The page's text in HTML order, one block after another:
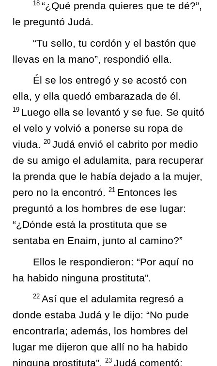
18 “¿Qué prenda quieres que te dé?”,
le preguntó Judá.
“Tu sello, tu cordón y el bastón que
llevas en la mano”, respondió ella.
Él se los entregó y se acostó con
ella, y ella quedó embarazada de él.
19 Luego ella se levantó y se fue. Se quitó
el velo y volvió a ponerse su ropa de
viuda. 20 Judá envió el cabrito por medio
de su amigo el adulamita, para recuperar
la prenda que le había dejado a la mujer,
pero no la encontró. 21 Entonces les
preguntó a los hombres de ese lugar:
“¿Dónde está la prostituta que se
sentaba en Enaim, junto al camino?”
Ellos le respondieron: “Por aquí no
ha habido ninguna prostituta”.
22 Así que el adulamita regresó a
donde estaba Judá y le dijo: “No pude
encontrarla; además, los hombres del
lugar me dijeron que allí no ha habido
ninguna prostituta”. 23 Judá comentó: